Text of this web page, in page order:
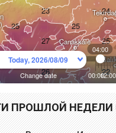
ПРОШЛОЙ НЕДЕЛИ